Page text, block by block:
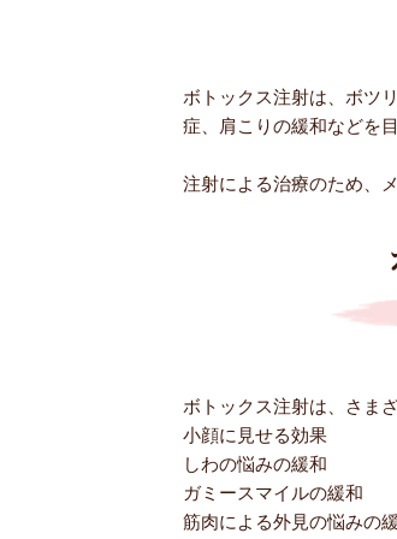
ボトックス注射は、ボツ
症、肩こりの緩和などを
注射による治療のため、
ボトックス注射は、さま
小顔に見せる効果
しわの悩みの緩和
ガミースマイルの緩和
筋肉による外見の悩みの